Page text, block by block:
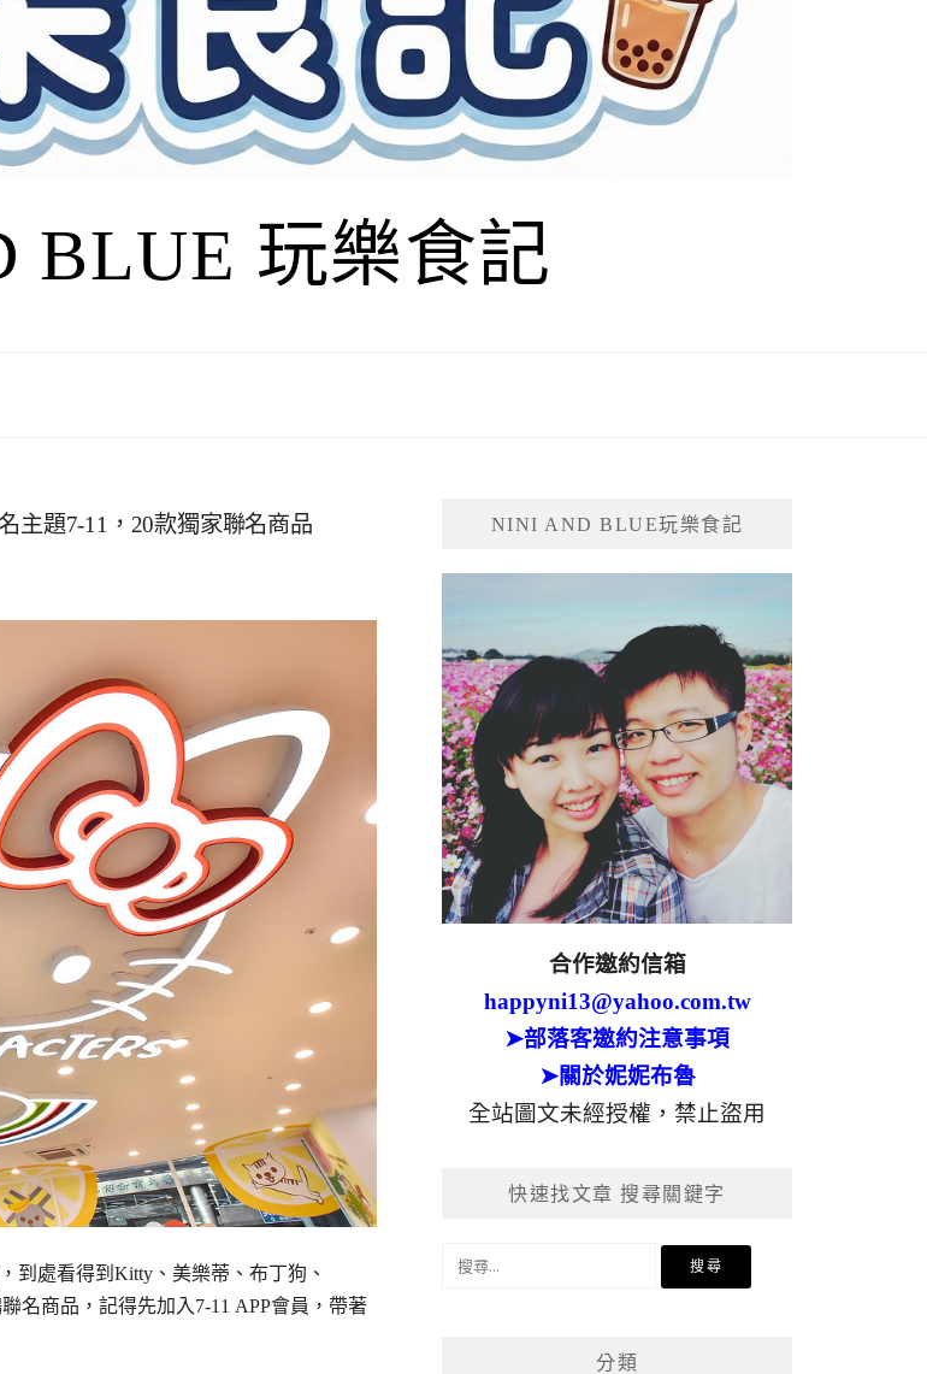
BLUE 玩樂食記
主題7-11，20款獨家聯名商品
到處看得到Kitty、美樂蒂、布丁狗、
名商品，記得先加入7-11 APP會員，帶著
NINI AND BLUE玩樂食記
合作邀約信箱
happyni13@yahoo.com.tw
➤部落客邀約注意事項
➤關於妮妮布魯
全站圖文未經授權，禁止盜用
快速找文章 搜尋關鍵字
分類